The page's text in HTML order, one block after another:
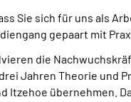
Sie sich für uns als
gepaart mit
die
Jahren Theorie und
Itzehoe übernehmen.